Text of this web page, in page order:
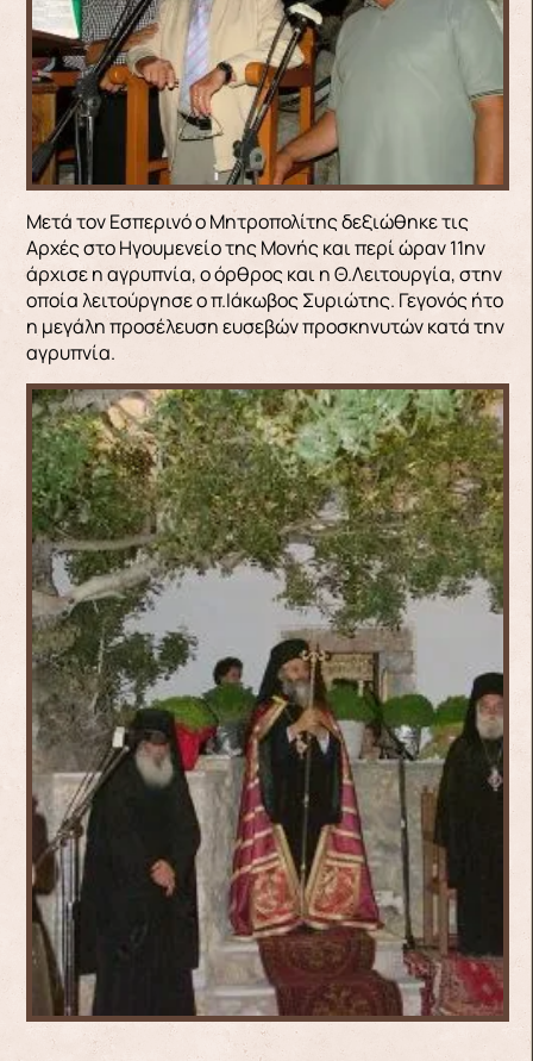
Μετά τον Εσπερινό ο Μητροπολίτης δεξιώθηκε τις
Αρχές στο Ηγουμενείο της Μονής και περί ώραν 11ην
άρχισε η αγρυπνία, ο όρθρος και η Θ.Λειτουργία, στην
οποία λειτούργησε ο π.Ιάκωβος Συριώτης. Γεγονός ήτο
η μεγάλη προσέλευση ευσεβών προσκηνυτών κατά την
αγρυπνία.